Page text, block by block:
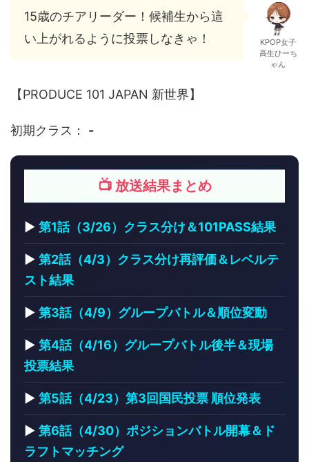
15歳のチアリーダー！候補生から這
い上がれるように投票しなきゃ！
KPOP女子
高生ひーち
ゃん
【PRODUCE 101 JAPAN 新世界】
初期クラス： -
📺 放送結果まとめ
▶ 第1話（3/26）クラス分け＆101PASS結果
▶ 第2話（4/3）クラス分け再評価＆レベルテ
スト結果
▶ 第3話（4/9）グループバトル＆順位変動
▶ 第4話（4/16）グループバトル後半＆現場
投票結果
▶ 第5話（4/23）第3回国民投票 順位発表
▶ 第6話（4/30）ポジションバトル開幕＆ド
ラフトマッチング